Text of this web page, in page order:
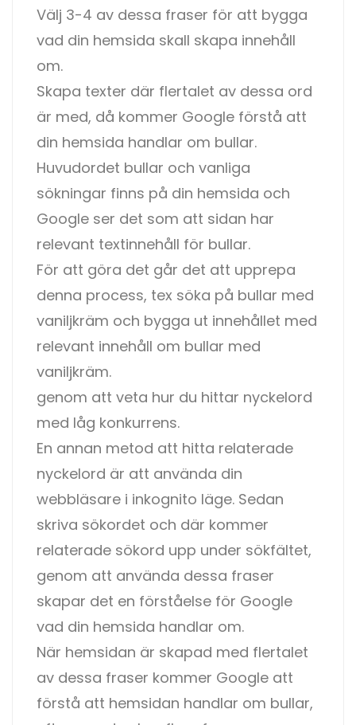
Välj 3-4 av dessa fraser för att bygga
vad din hemsida skall skapa innehåll
om.
Skapa texter där flertalet av dessa ord
är med, då kommer Google förstå att
din hemsida handlar om bullar.
Huvudordet bullar och vanliga
sökningar finns på din hemsida och
Google ser det som att sidan har
relevant textinnehåll för bullar.
För att göra det går det att upprepa
denna process, tex söka på bullar med
vaniljkräm och bygga ut innehållet med
relevant innehåll om bullar med
vaniljkräm.
genom att veta hur du hittar nyckelord
med låg konkurrens.
En annan metod att hitta relaterade
nyckelord är att använda din
webbläsare i inkognito läge. Sedan
skriva sökordet och där kommer
relaterade sökord upp under sökfältet,
genom att använda dessa fraser
skapar det en förståelse för Google
vad din hemsida handlar om.
När hemsidan är skapad med flertalet
av dessa fraser kommer Google att
förstå att hemsidan handlar om bullar,